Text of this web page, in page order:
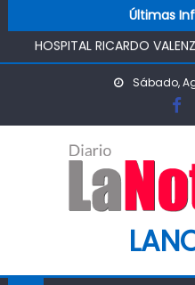
Últimas
FUNCIONAMIENTO
HOSPITAL RICARDO
SEMANA MUNDIAL DE LA
IMPULSA AGUA DE
CONSTRUCCIÓN DE POZO
COMUNIDAD
MINISTRO DE
REGIONES PARA
FRONTAL Y APOYAR AL
PASO PEHUENCHE
ESTRATÉGICA A LOS
Sábado,